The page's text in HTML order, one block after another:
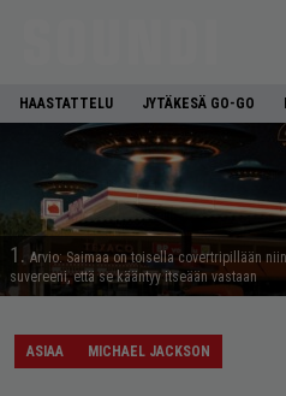
HAASTATTELU JYTÄKESÄ GO-GO
1. Arvio: Saimaa on toisella covertripillään niin
suvereeni, että se kääntyy itseään vastaan
ASIAA MICHAEL JACKSON